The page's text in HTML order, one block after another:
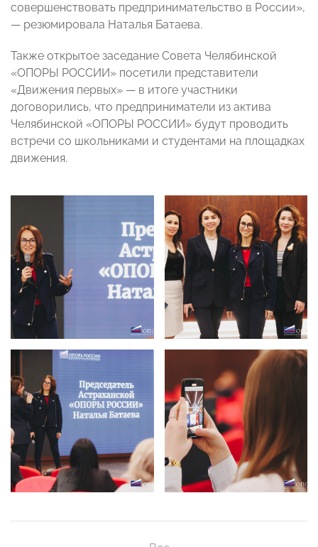
совершенствовать предпринимательство в России»,
— резюмировала Наталья Батаева.
Также открытое заседание Совета Челябинской
«ОПОРЫ РОССИИ» посетили представители
«Движения первых» — в итоге участники
договорились, что предприниматели из актива
Челябинской «ОПОРЫ РОССИИ» будут проводить
встречи со школьниками и студентами на площадках
движения.